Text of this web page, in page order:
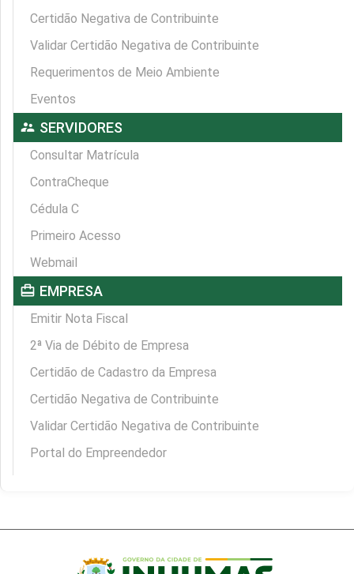
Certidão Negativa de Contribuinte
Validar Certidão Negativa de Contribuinte
Requerimentos de Meio Ambiente
Eventos
supervisor_account SERVIDORES
Consultar Matrícula
ContraCheque
Cédula C
Primeiro Acesso
Webmail
card_travel EMPRESA
Emitir Nota Fiscal
2ª Via de Débito de Empresa
Certidão de Cadastro da Empresa
Certidão Negativa de Contribuinte
Validar Certidão Negativa de Contribuinte
Portal do Empreendedor